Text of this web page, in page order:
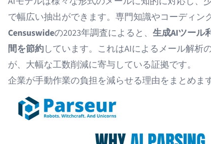
で幅広い抽出ができます。専門知識やコーディン
Censuswideの2023年調査によると、 生成AIツール
間を節約しています。これはAIによるメール解析
が、大幅な工数削減に寄与している証拠です。
企業が手動作業の負担を減らせる理由をまとめま